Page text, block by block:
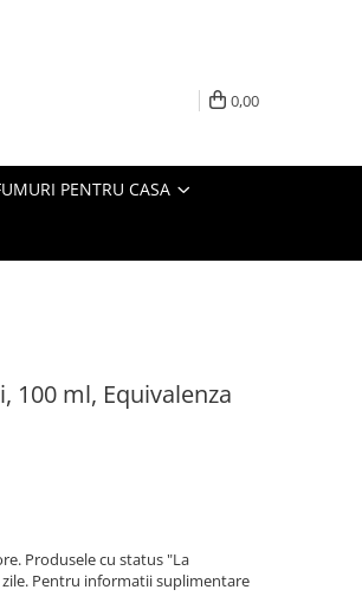
0,00
PENTRU CASA
100 ml, Equivalenza
Produsele cu status "La
Pentru informatii suplimentare